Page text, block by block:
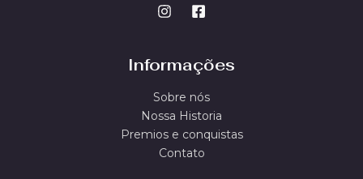
Informações
Sobre nós
Nossa Historia
Premios e conquistas
Contato